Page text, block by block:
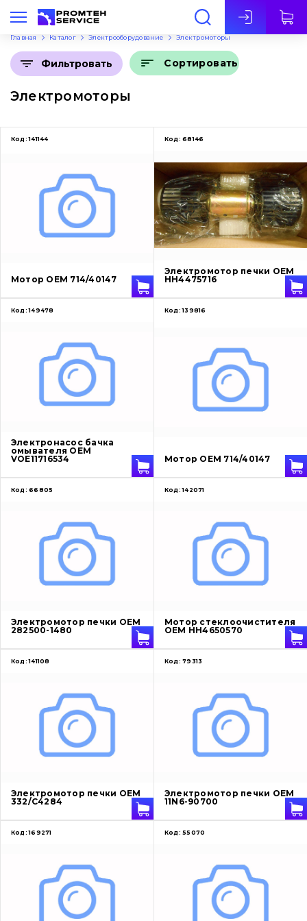
Рус
Главная Каталог Электрооборудование Электромоторы
Электромоторы
Фильтровать Сортировать
Код: 141144
Мотор OEM 714/40147
Код: 68146
Электромотор печки OEM
HH4475716
Код: 149478
Электронасос бачка
омывателя OEM
VOE11716534
Код: 139816
Мотор OEM 714/40147
Код: 66805
Электромотор печки OEM
282500-1480
Код: 142071
Мотор стеклоочистителя
OEM HH4650570
Код: 141108
Электромотор печки OEM
332/C4284
Код: 79313
Электромотор печки OEM
11N6-90700
Код: 169271 Код: 55070